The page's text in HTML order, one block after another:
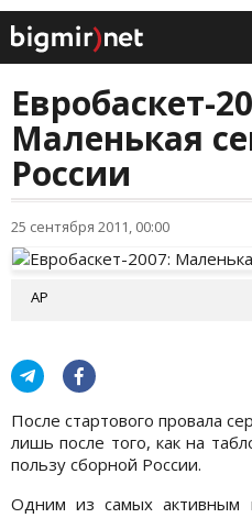
Евробаскет-
Маленькая
России
25 сентября 2011, 00:00
AP
После стартового провала
лишь после того, как на
пользу сборной России.
Одним из самых активным